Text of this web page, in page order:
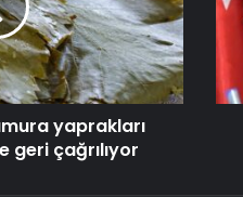
yaprakları
geri çağrılıyor